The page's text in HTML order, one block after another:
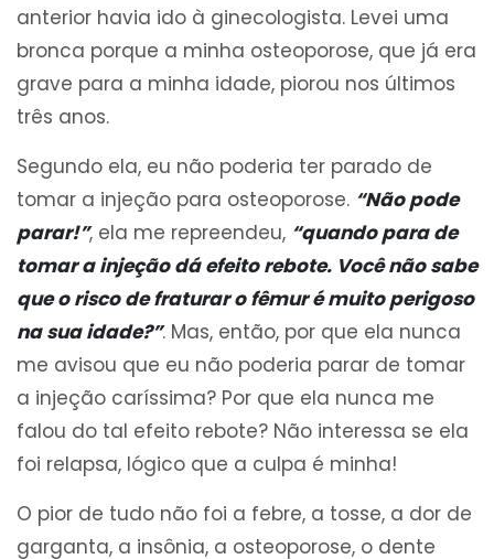
anterior havia ido à ginecologista. Levei uma
bronca porque a minha osteoporose, que já era
grave para a minha idade, piorou nos últimos
três anos.
Segundo ela, eu não poderia ter parado de
tomar a injeção para osteoporose. “Não pode
parar!”, ela me repreendeu, “quando para de
tomar a injeção dá efeito rebote. Você não sabe
que o risco de fraturar o fêmur é muito perigoso
na sua idade?”. Mas, então, por que ela nunca
me avisou que eu não poderia parar de tomar
a injeção caríssima? Por que ela nunca me
falou do tal efeito rebote? Não interessa se ela
foi relapsa, lógico que a culpa é minha!
O pior de tudo não foi a febre, a tosse, a dor de
garganta, a insônia, a osteoporose, o dente